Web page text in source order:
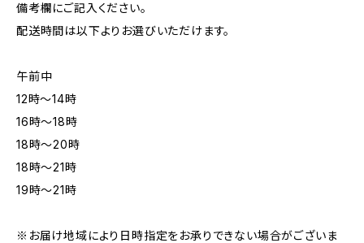
備考欄にご記入ください。
配送時間は以下よりお選びいただけます。
午前中
12時〜14時
16時〜18時
18時〜20時
18時〜21時
19時〜21時
※お届け地域により日時指定をお承りできない場合がございま